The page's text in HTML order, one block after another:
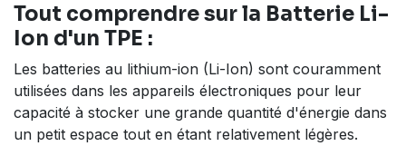
Tout comprendre sur la Batterie Li-
Ion d'un TPE :
Les batteries au lithium-ion (Li-Ion) sont couramment
utilisées dans les appareils électroniques pour leur
capacité à stocker une grande quantité d'énergie dans
un petit espace tout en étant relativement légères.